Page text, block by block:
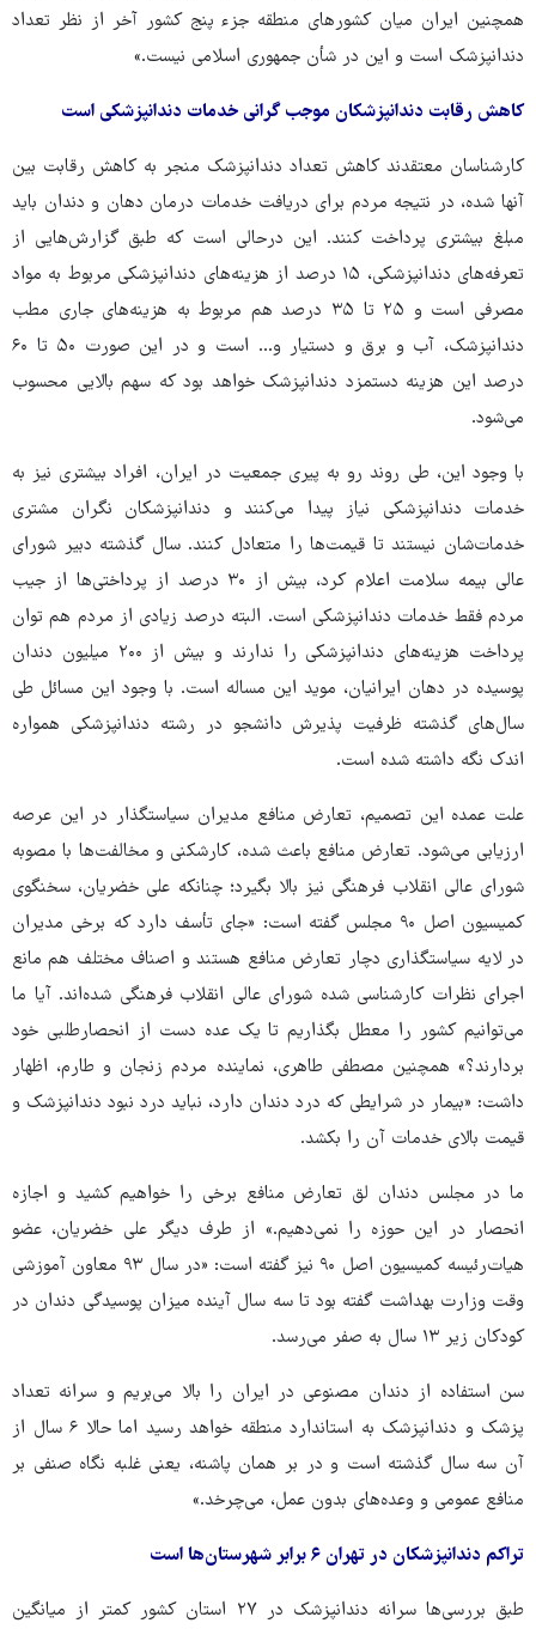
همچنین ایران میان کشورهای منطقه جزء پنج کشور آخر از نظر تعداد
دندانپزشک است و این در شأن جمهوری اسلامی نیست.»
کاهش رقابت دندانپزشکان موجب گرانی خدمات دندانپزشکی است
کارشناسان معتقدند کاهش تعداد دندانپزشک منجر به کاهش رقابت بین
آنها شده، در نتیجه مردم برای دریافت خدمات درمان دهان و دندان باید
مبلغ بیشتری پرداخت کنند. این درحالی است که طبق گزارش‌هایی از
تعرفه‌های دندانپزشکی، ۱۵ درصد از هزینه‌های دندانپزشکی مربوط به مواد
مصرفی است و ۲۵ تا ۳۵ درصد هم مربوط به هزینه‌های جاری مطب
دندانپزشک، آب و برق و دستیار و... است و در این صورت ۵۰ تا ۶۰
درصد این هزینه دستمزد دندانپزشک خواهد بود که سهم بالایی محسوب
می‌شود.
با وجود این، طی روند رو به پیری جمعیت در ایران، افراد بیشتری نیز به
خدمات دندانپزشکی نیاز پیدا می‌کنند و دندانپزشکان نگران مشتری
خدمات‌شان نیستند تا قیمت‌ها را متعادل کنند. سال گذشته دبیر شورای
عالی بیمه سلامت اعلام کرد، بیش از ۳۰ درصد از پرداختی‌ها از جیب
مردم فقط خدمات دندانپزشکی است. البته درصد زیادی از مردم هم توان
پرداخت هزینه‌های دندانپزشکی را ندارند و بیش از ۲۰۰ میلیون دندان
پوسیده در دهان ایرانیان، موید این مساله است. با وجود این مسائل طی
سال‌های گذشته ظرفیت پذیرش دانشجو در رشته دندانپزشکی همواره
اندک نگه داشته شده است.
علت عمده این تصمیم، تعارض منافع مدیران سیاستگذار در این عرصه
ارزیابی می‌شود. تعارض منافع باعث شده، کارشکنی و مخالفت‌ها با مصوبه
شورای عالی انقلاب فرهنگی نیز بالا بگیرد؛ چنانکه علی خضریان، سخنگوی
کمیسیون اصل ۹۰ مجلس گفته است: «جای تأسف دارد که برخی مدیران
در لایه سیاستگذاری دچار تعارض منافع هستند و اصناف مختلف هم مانع
اجرای نظرات کارشناسی شده شورای عالی انقلاب فرهنگی شده‌اند. آیا ما
می‌توانیم کشور را معطل بگذاریم تا یک عده دست از انحصارطلبی خود
بردارند؟» همچنین مصطفی طاهری، نماینده مردم زنجان و طارم، اظهار
داشت: «بیمار در شرایطی که درد دندان دارد، نباید درد نبود دندانپزشک و
قیمت بالای خدمات آن را بکشد.
ما در مجلس دندان لق تعارض منافع برخی را خواهیم کشید و اجازه
انحصار در این حوزه را نمی‌دهیم.» از طرف دیگر علی خضریان، عضو
هیات‌رئیسه کمیسیون اصل ۹۰ نیز گفته است: «در سال ۹۳ معاون آموزشی
وقت وزارت بهداشت گفته بود تا سه سال آینده میزان پوسیدگی دندان در
کودکان زیر ۱۳ سال به صفر می‌رسد.
سن استفاده از دندان مصنوعی در ایران را بالا می‌بریم و سرانه تعداد
پزشک و دندانپزشک به استاندارد منطقه خواهد رسید اما حالا ۶ سال از
آن سه سال گذشته است و در بر همان پاشنه، یعنی غلبه نگاه صنفی بر
منافع عمومی و وعده‌های بدون عمل، می‌چرخد.»
تراکم دندانپزشکان در تهران ۶ برابر شهرستان‌ها است
طبق بررسی‌ها سرانه دندانپزشک در ۲۷ استان کشور کمتر از میانگین